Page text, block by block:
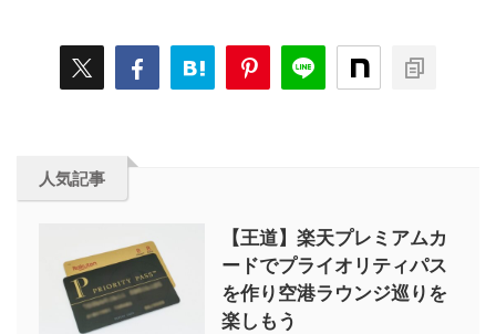
人気記事
【王道】楽天プレミアムカ
ードでプライオリティパス
を作り空港ラウンジ巡りを
楽しもう